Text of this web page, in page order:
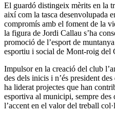
El guardó distingeix mèrits en la
així com la tasca desenvolupada
compromís amb el foment de la
la figura de Jordi Callau s’ha
promoció de l’esport de
esportiu i social de Mont-roig del
Impulsor en la creació del club
des dels inicis i n’és president
ha liderat projectes que han
esportiva al municipi, sempre des
l’accent en el valor del treball